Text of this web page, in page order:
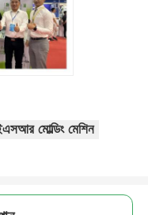
মোল্ডিং মেশিন